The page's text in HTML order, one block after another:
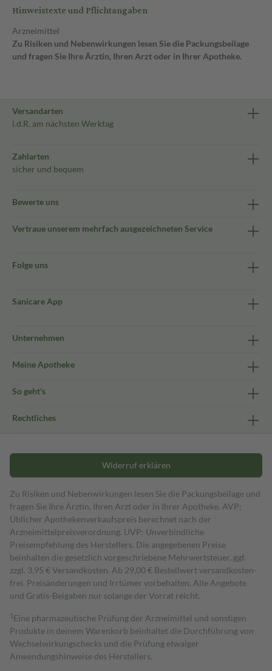
Hinweistexte und Pflichtangaben
Arzneimittel
Zu Risiken und Nebenwirkungen lesen Sie die Packungsbeilage
und fragen Sie Ihre Ärztin, Ihren Arzt oder in Ihrer Apotheke.
Versandarten
i.d.R. am nächsten Werktag
Zahlarten
sicher und bequem
Bewerte uns
Vertraue unserem mehrfach ausgezeichneten Service
Folge uns
Sanicare App
Unternehmen
Meine Apotheke
So geht's
Rechtliches
Widerruf erklären
Zu Risiken und Nebenwirkungen lesen Sie die Packungsbeilage und
fragen Sie Ihre Ärztin, Ihren Arzt oder in Ihrer Apotheke. AVP:
Üblicher Apothekenverkaufspreis berechnet nach der
Arzneimittelpreisverordnung. UVP: Unverbindliche
Preisempfehlung des Herstellers. Die angegebenen Preise
beinhalten die gesetzlich vorgeschriebene Mehrwertsteuer, ggf.
zzgl. 3,95 € Versandkosten. Ab 29,00 € Bestell­wert versand­kosten­
frei. Preisänderungen und Irrtümer vorbehalten. Alle Angebote
und Gratis-Beigaben nur solange der Vorrat reicht.
1 Eine pharmazeutische Prüfung der Arzneimittel und sonstigen
Produkte in deinem Warenkorb beinhaltet die Durchführung von
Wechselwirkungschecks und die Prüfung etwaiger
Anwendungshinweise des Herstellers.